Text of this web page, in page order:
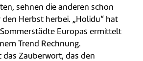
sehnen die anderen schon
den Herbst herbei. „Holidu“ hat
Europas ermittelt
Trend Rechnung.
das Zauberwort, das den